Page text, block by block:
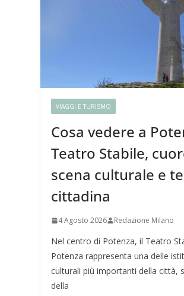
VIAGGI E TURISMO
Cosa vedere a
Teatro Stabile,
scena culturale e
cittadina
4 Agosto 2026 Redazione Milano
Nel centro di Potenza, il Teatro
Potenza rappresenta una delle
culturali più importanti della città,
della